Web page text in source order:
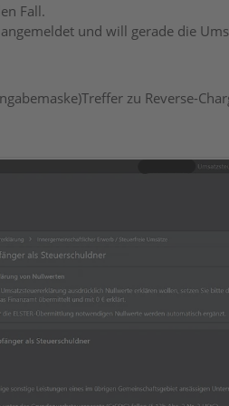
Fall.
und will gerade die
zu Reverse-